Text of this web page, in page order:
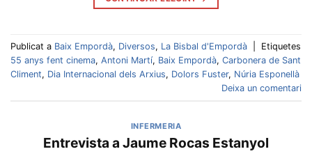
Publicat a Baix Empordà, Diversos, La Bisbal d'Empordà
Etiquetes
55 anys fent cinema, Antoni Martí, Baix Empordà, Carbonera de Sant
Climent, Dia Internacional dels Arxius, Dolors Fuster, Núria Esponellà
Deixa un comentari
INFERMERIA
Entrevista a Jaume Rocas Estanyol